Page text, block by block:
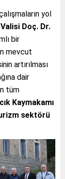
yol
Doç. Dr.
bir
mevcut
artırılması
dair
tüm
Kaymakamı
sektörü